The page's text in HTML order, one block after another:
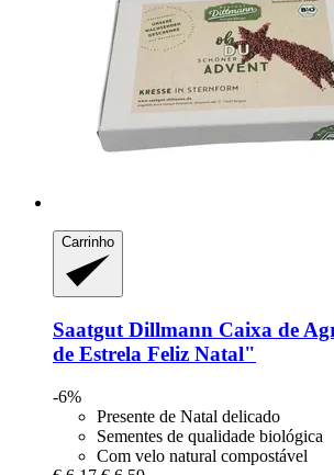
Carrinho
Saatgut Dillmann Caixa de
de Estrela Feliz Natal"
-6%
Presente de Natal delicado
Sementes de qualidade biológica
Com velo natural compostável